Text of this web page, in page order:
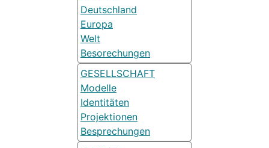
Deutschland
Europa
Welt
Besorechungen
GESELLSCHAFT
Modelle
Identitäten
Projektionen
Besprechungen